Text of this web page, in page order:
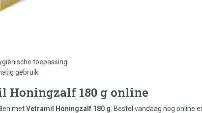
toepassing
gebruik
Honingzalf 180 g online
metVetramil Honingzalf 180 g . Bestel vandaag nog online